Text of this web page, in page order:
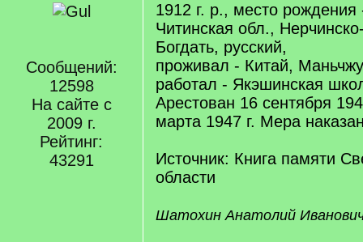
Сообщений:
12598
На сайте с
2009 г.
Рейтинг:
43291
1912 г. р., место
Читинская обл.,
Богдать, русский,
проживал - Китай,
работал - Якэшинская
Арестован 16 сентября
марта 1947 г. Мера
Источник: Книга памяти
области
Шатохин Анатолий